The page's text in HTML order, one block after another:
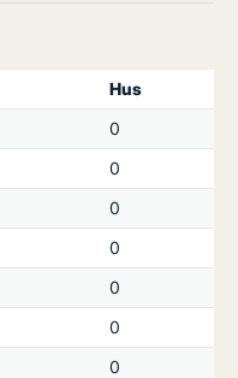
Hus
0
0
0
0
0
0
0